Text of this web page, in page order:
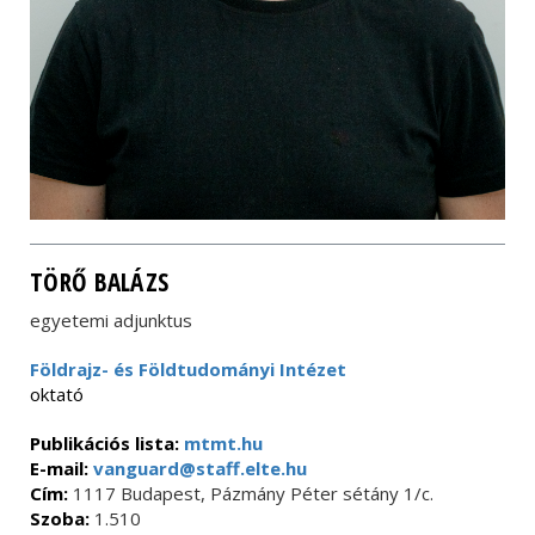
TÖRŐ BALÁZS
egyetemi adjunktus
Földrajz- és Földtudományi Intézet
oktató
Publikációs lista: mtmt.hu
E-mail: vanguard@staff.elte.hu
Cím: 1117 Budapest, Pázmány Péter sétány 1/c.
Szoba: 1.510